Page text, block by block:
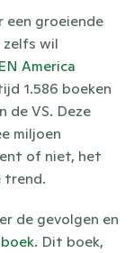
een groeiende
zelfs wil
America
1.586 boeken
de VS. Deze
miljoen
of niet, het
trend.
de gevolgen en
. Dit boek,